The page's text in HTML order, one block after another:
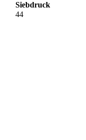
Siebdruck
44